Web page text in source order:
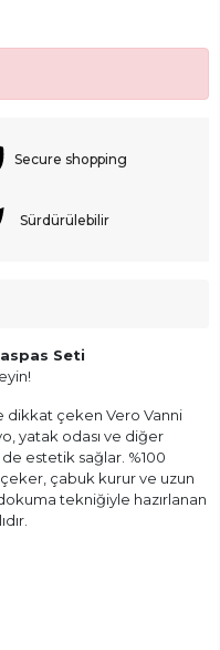
Secure shopping
Sürdürülebilir
Seti
dikkat çeken Vero Vanni
yatak odası ve diğer
estetik sağlar. %100
çabuk kurur ve uzun
tekniğiyle hazırlanan